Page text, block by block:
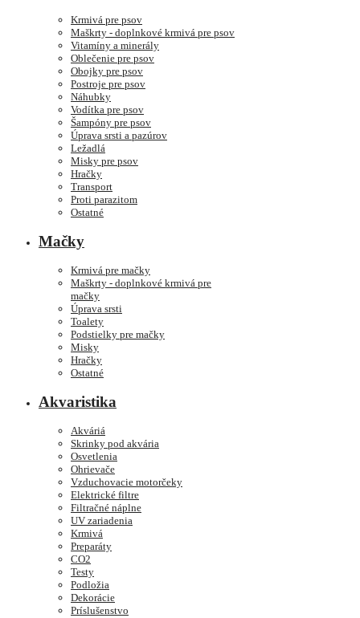
Krmivá pre psov
Maškrty - doplnkové krmivá pre psov
Vitamíny a minerály
Oblečenie pre psov
Obojky pre psov
Postroje pre psov
Náhubky
Vodítka pre psov
Šampóny pre psov
Úprava srsti a pazúrov
Ležadlá
Misky pre psov
Hračky
Transport
Proti parazitom
Ostatné
Mačky
Krmivá pre mačky
Maškrty - doplnkové krmivá pre
mačky
Úprava srsti
Toalety
Podstielky pre mačky
Misky
Hračky
Ostatné
Akvaristika
Akváriá
Skrinky pod akvária
Osvetlenia
Ohrievače
Vzduchovacie motorčeky
Elektrické filtre
Filtračné náplne
UV zariadenia
Krmivá
Preparáty
CO2
Testy
Podložia
Dekorácie
Príslušenstvo